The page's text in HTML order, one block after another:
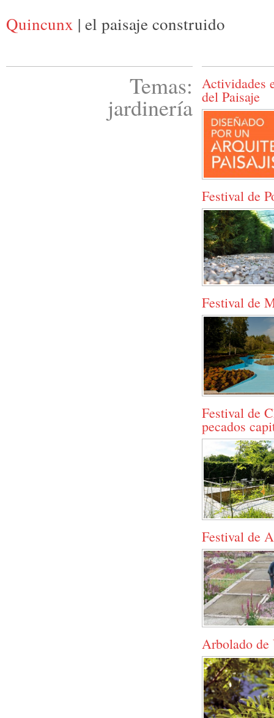
Quincunx | el paisaje construido
Temas:
jardinería
Actividades
del Paisaje
Festival de
Festival de
Festival de
pecados
Festival de
Arbolado de